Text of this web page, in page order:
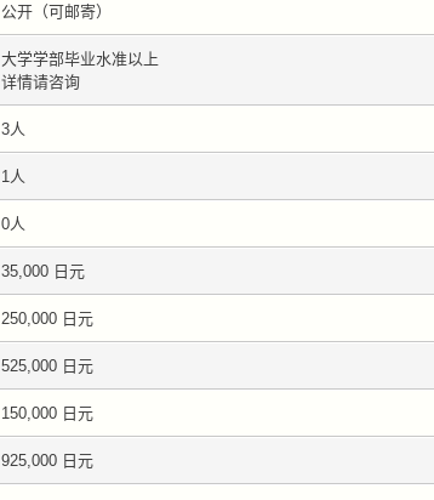
公开（可邮寄）
大学学部毕业水准以上
详情请咨询
3人
1人
0人
35,000 日元
250,000 日元
525,000 日元
150,000 日元
925,000 日元